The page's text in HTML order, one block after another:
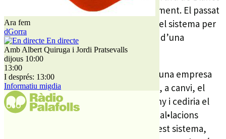
Ara fem
dGorra
En directe
Amb Albert Quiruga i Jordi Pratsevalls
dijous 10:00
13:00
I després: 13:00
Informatiu migdia
les haurà d’assumir finalment l’Ajuntament. El passat
gener el ple municipal va aprovar que el sistema per
fer realitat el projecte es faria a través d’una
concessió.
En concret, la intenció era delegar en una empresa
privada la construcció d’aquest camp i, a canvi, el
consistori els pagaria 100.000 euros l’any i cediria el
20% del temps d’explotació de les instal•lacions
durant un màxim de 10 anys. Amb aquest sistema,